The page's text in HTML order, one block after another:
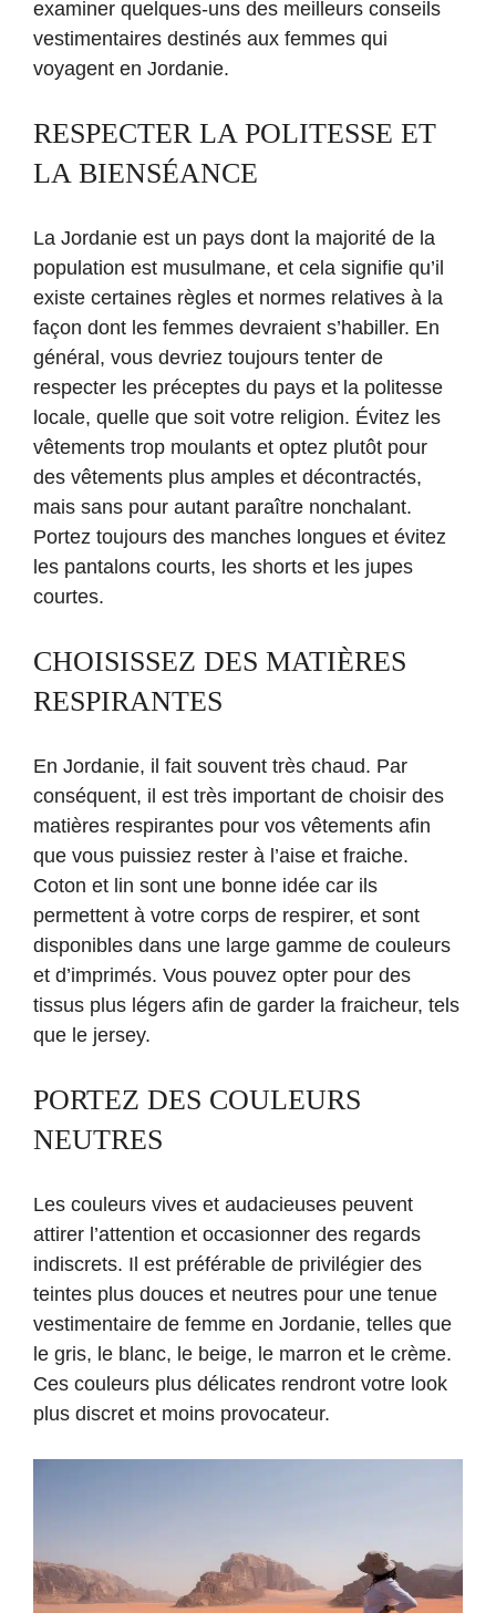
examiner quelques-uns des meilleurs conseils
vestimentaires destinés aux femmes qui
voyagent en Jordanie.
RESPECTER LA POLITESSE ET
LA BIENSÉANCE
La Jordanie est un pays dont la majorité de la
population est musulmane, et cela signifie qu’il
existe certaines règles et normes relatives à la
façon dont les femmes devraient s’habiller. En
général, vous devriez toujours tenter de
respecter les préceptes du pays et la politesse
locale, quelle que soit votre religion. Évitez les
vêtements trop moulants et optez plutôt pour
des vêtements plus amples et décontractés,
mais sans pour autant paraître nonchalant.
Portez toujours des manches longues et évitez
les pantalons courts, les shorts et les jupes
courtes.
CHOISISSEZ DES MATIÈRES
RESPIRANTES
En Jordanie, il fait souvent très chaud. Par
conséquent, il est très important de choisir des
matières respirantes pour vos vêtements afin
que vous puissiez rester à l’aise et fraiche.
Coton et lin sont une bonne idée car ils
permettent à votre corps de respirer, et sont
disponibles dans une large gamme de couleurs
et d’imprimés. Vous pouvez opter pour des
tissus plus légers afin de garder la fraicheur, tels
que le jersey.
PORTEZ DES COULEURS
NEUTRES
Les couleurs vives et audacieuses peuvent
attirer l’attention et occasionner des regards
indiscrets. Il est préférable de privilégier des
teintes plus douces et neutres pour une tenue
vestimentaire de femme en Jordanie, telles que
le gris, le blanc, le beige, le marron et le crème.
Ces couleurs plus délicates rendront votre look
plus discret et moins provocateur.